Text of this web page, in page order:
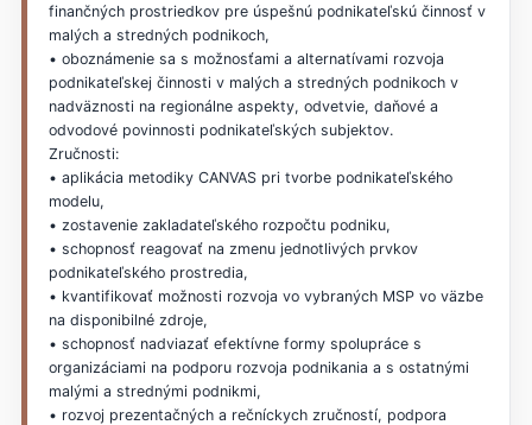
finančných prostriedkov pre úspešnú podnikateľskú činnosť v
malých a stredných podnikoch,
• oboznámenie sa s možnosťami a alternatívami rozvoja
podnikateľskej činnosti v malých a stredných podnikoch v
nadväznosti na regionálne aspekty, odvetvie, daňové a
odvodové povinnosti podnikateľských subjektov.
Zručnosti:
• aplikácia metodiky CANVAS pri tvorbe podnikateľského
modelu,
• zostavenie zakladateľského rozpočtu podniku,
• schopnosť reagovať na zmenu jednotlivých prvkov
podnikateľského prostredia,
• kvantifikovať možnosti rozvoja vo vybraných MSP vo väzbe
na disponibilné zdroje,
• schopnosť nadviazať efektívne formy spolupráce s
organizáciami na podporu rozvoja podnikania a s ostatnými
malými a strednými podnikmi,
• rozvoj prezentačných a rečníckych zručností, podpora